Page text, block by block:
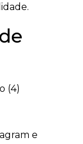
e